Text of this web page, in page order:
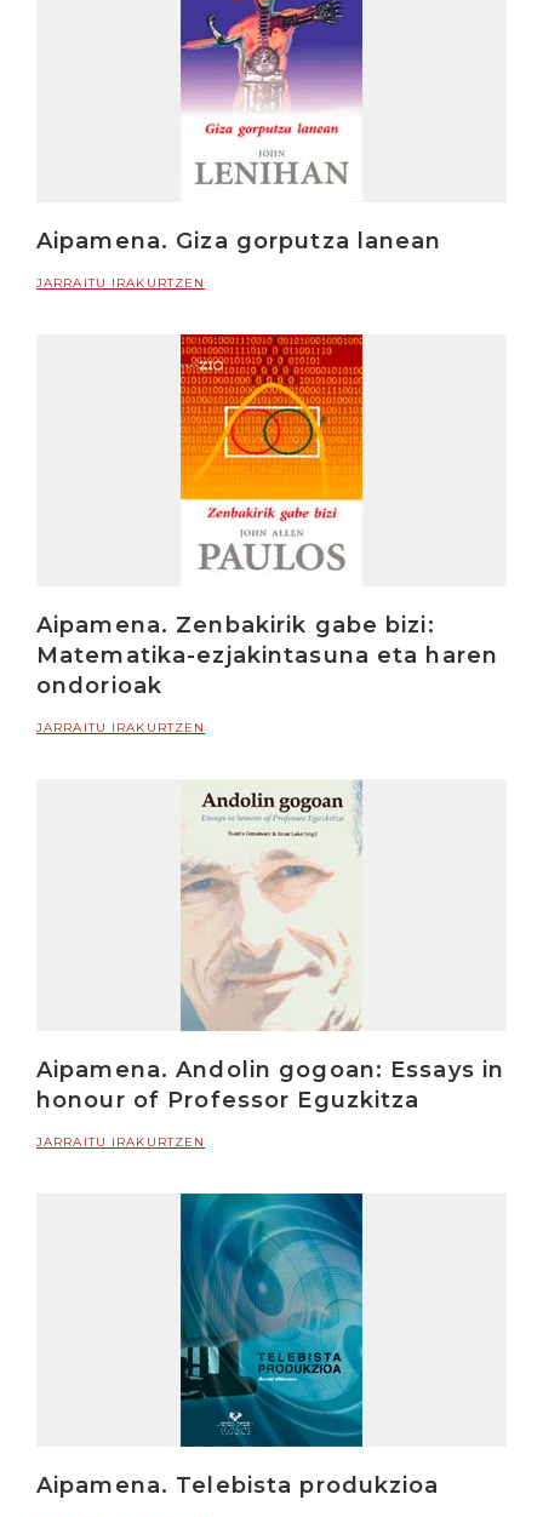
Aipamena. Giza gorputza lanean
JARRAITU IRAKURTZEN
Aipamena. Zenbakirik gabe bizi:
Matematika-ezjakintasuna eta haren
ondorioak
JARRAITU IRAKURTZEN
Aipamena. Andolin gogoan: Essays in
honour of Professor Eguzkitza
JARRAITU IRAKURTZEN
Aipamena. Telebista produkzioa